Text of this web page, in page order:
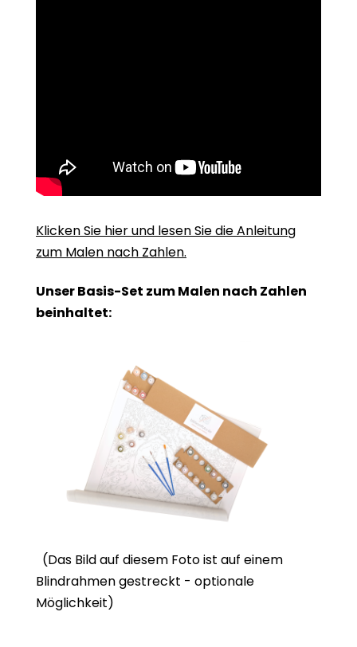
Klicken Sie hier und lesen Sie die Anleitung
zum Malen nach Zahlen.
Unser Basis-Set zum Malen nach Zahlen
beinhaltet:
(Das Bild auf diesem Foto ist auf einem
Blindrahmen gestreckt - optionale
Möglichkeit)